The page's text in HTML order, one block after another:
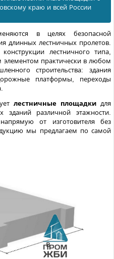
краю и всей России
в целях безопасной
длинных лестничных пролетов.
лестничного типа,
элементом практически в любом
строительства: здания
платформы, переходы
лестничные площадкидля
различной этажности.
от изготовителя без
мы предлагаем по самой